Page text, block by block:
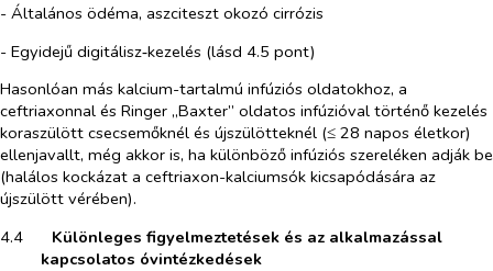
- Általános ödéma, aszciteszt okozó cirrózis
- Egyidejű digitálisz‑kezelés (lásd 4.5 pont)
Hasonlóan más kalcium-tartalmú infúziós oldatokhoz, a
ceftriaxonnal és Ringer „Baxter” oldatos infúzióval történő kezelés
koraszülött csecsemőknél és újszülötteknél (≤ 28 napos életkor)
ellenjavallt, még akkor is, ha különböző infúziós szereléken adják be
(halálos kockázat a ceftriaxon-kalciumsók kicsapódására az
újszülött vérében).
4.4​
Különleges figyelmeztetések és az alkalmazással
kapcsolatos óvintézkedések